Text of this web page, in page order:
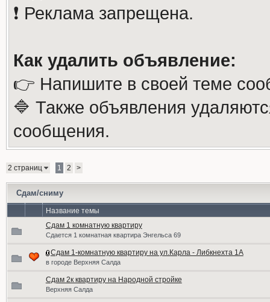
❗️ Реклама запрещена.
Как удалить объявление:
👉 Напишите в своей теме
🔷 Также объявления
сообщения.
2 страниц 1 2 >
Сдам/сниму
Название темы
Сдам 1 комнатную квартиру
Сдается 1 комнатная квартира Энгельса 69
Сдам 1-комнатную квартиру на ул.Карла - Либкнехта 1А
в городе Верхняя Салда
Сдам 2к квартиру на Народной стройке
Верхняя Салда